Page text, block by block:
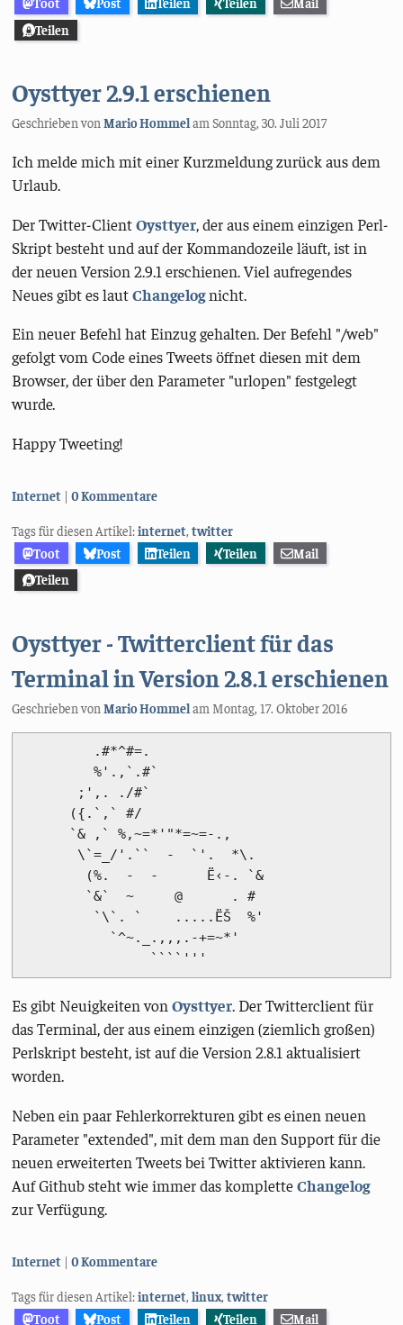
Teilen
Oysttyer 2.9.1 erschienen
Geschrieben vonMario HommelamSonntag, 30. Juli 2017
Ich melde mich mit einer Kurzmeldung zurück aus dem
Urlaub.
Der Twitter-ClientOysttyer, der aus einem einzigen Perl-
Skript besteht und auf der Kommandozeile läuft, ist in
der neuen Version 2.9.1 erschienen. Viel aufregendes
Neues gibt es lautChangelognicht.
Ein neuer Befehl hat Einzug gehalten. Der Befehl "/web"
gefolgt vom Code eines Tweets öffnet diesen mit dem
Browser, der über den Parameter "urlopen" festgelegt
wurde.
Happy Tweeting!
Kategorien:
Internet 0 Kommentare
Tags für diesen Artikel:internet ,twitter
Toot
Post Teilen Teilen
Mail
Teilen
Oysttyer - Twitterclient für das
Terminal in Version 2.8.1 erschienen
Geschrieben vonMario Hommelam Montag, 17. Oktober 2016
Es gibt Neuigkeiten vonOysttyer. Der Twitterclient für
das Terminal, der aus einem einzigen (ziemlich großen)
Perlskript besteht, ist auf die Version 2.8.1 aktualisiert
worden.
Neben ein paar Fehlerkorrekturen gibt es einen neuen
Parameter "extended", mit dem man den Support für die
neuen erweiterten Tweets bei Twitter aktivieren kann.
Auf Github steht wie immer das kompletteChangelog
zur Verfügung.
Kategorien:
Internet 0 Kommentare
Tags für diesen Artikel:internet,linux,twitter
Toot
Post Teilen Teilen Mail